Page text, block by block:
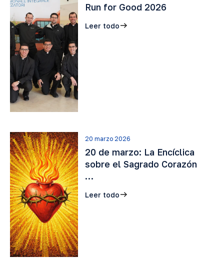
Run for Good 2026
Leer todo
20 marzo 2026
20 de marzo: La Encíclica
sobre el Sagrado Corazón
…
Leer todo